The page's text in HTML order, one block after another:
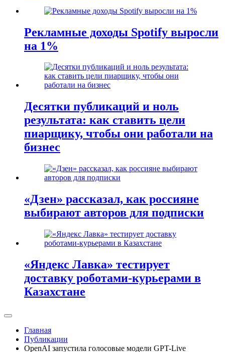
Рекламные доходы Spotify выросли
на 1%
Десятки публикаций и ноль
результата: как ставить цели
пиарщику, чтобы они работали на
бизнес
«Дзен» рассказал, как россияне
выбирают авторов для подписки
«Яндекс Лавка» тестирует
доставку роботами-курьерами в
Казахстане
Главная
Публикации
OpenAI запустила голосовые модели GPT-Live